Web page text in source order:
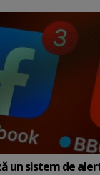
un sistem de